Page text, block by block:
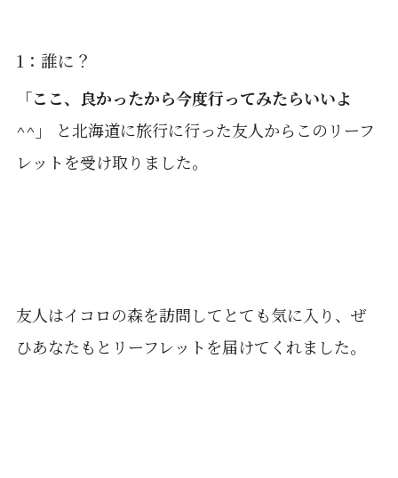
1：誰に？
「ここ、良かったから今度行ってみたらいいよ
^^」
と北海道に旅行に行った友人からこのリーフ
レットを受け取りました。
友人はイコロの森を訪問してとても気に入り、ぜ
ひあなたもとリーフレットを届けてくれました。